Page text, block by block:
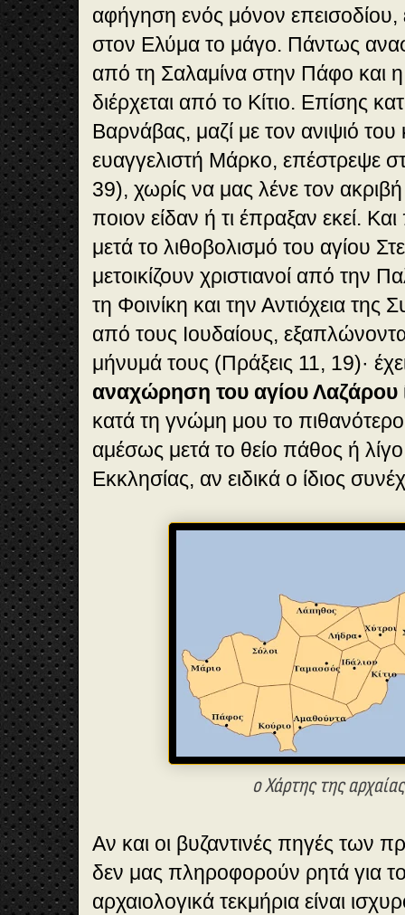
αφήγηση ενός μόνον
στον Ελύμα το μάγο. Πάντως
από τη Σαλαμίνα στην Πάφο και
διέρχεται από το Κίτιο. Επίσης
Βαρνάβας, μαζί με τον ανιψιό του
ευαγγελιστή Μάρκο, επέστρεψε
39), χωρίς να μας λένε τον
ποιον είδαν ή τι έπραξαν εκεί.
μετά το λιθοβολισμό του αγίου
μετοικίζουν χριστιανοί από την
τη Φοινίκη και την Αντιόχεια της
από τους Ιουδαίους,
μήνυμά τους (Πράξεις 11, 19)·
αναχώρηση του αγίου Λαζάρου
κατά τη γνώμη μου το
αμέσως μετά το θείο πάθος ή
Εκκλησίας, αν ειδικά ο ίδιος
ο Χάρτης της
Αν και οι βυζαντινές πηγές των
δεν μας πληροφορούν ρητά για
αρχαιολογικά τεκμήρια είναι